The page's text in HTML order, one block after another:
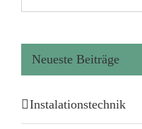
nach:
Neueste Beiträge
Instalationstechnik